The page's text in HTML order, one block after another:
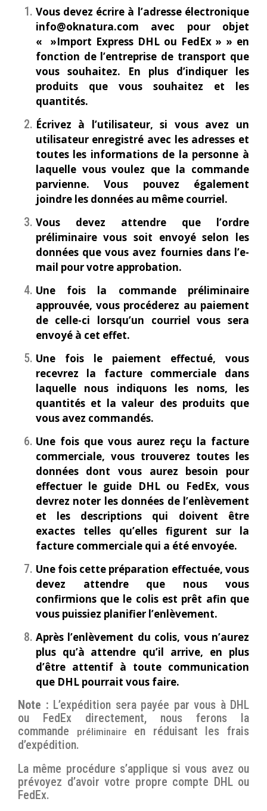
Vous devez écrire à l’adresse électronique
info@oknatura.com avec pour objet
« »Import Express DHL ou FedEx » » en
fonction de l’entreprise de transport que
vous souhaitez. En plus d’indiquer les
produits que vous souhaitez et les
quantités.
Écrivez à l’utilisateur, si vous avez un
utilisateur enregistré avec les adresses et
toutes les informations de la personne à
laquelle vous voulez que la commande
parvienne.
Vous pouvez également
joindre les données au même courriel.
Vous devez attendre que l’ordre
préliminaire vous soit envoyé selon les
données que vous avez fournies dans l’e-
mail pour votre approbation.
Une fois la commande préliminaire
approuvée, vous procéderez au paiement
de celle-ci lorsqu’un courriel vous sera
envoyé à cet effet.
Une fois le paiement effectué, vous
recevrez la facture commerciale dans
laquelle nous indiquons les noms, les
quantités et la valeur des produits que
vous avez commandés.
Une fois que vous aurez reçu la facture
commerciale, vous trouverez toutes les
données dont vous aurez besoin pour
effectuer le guide DHL ou FedEx, vous
devrez noter les données de l’enlèvement
et les descriptions qui doivent être
exactes telles qu’elles figurent sur la
facture commerciale qui a été envoyée.
Une fois cette préparation effectuée, vous
devez attendre que nous vous
confirmions que le colis est prêt afin que
vous puissiez planifier l’enlèvement.
Après l’enlèvement du colis, vous n’aurez
plus qu’à attendre qu’il arrive, en plus
d’être attentif à toute communication
que DHL pourrait vous faire.
Note : L’expédition sera payée par vous à DHL
ou FedEx directement, nous ferons la
commande
préliminaire
en réduisant les frais
d’expédition.
La même procédure s’applique si vous avez ou
prévoyez d’avoir votre propre compte DHL ou
FedEx.